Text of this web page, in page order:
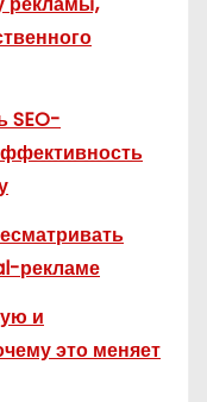
SEO-
рекламе
и
это меняет